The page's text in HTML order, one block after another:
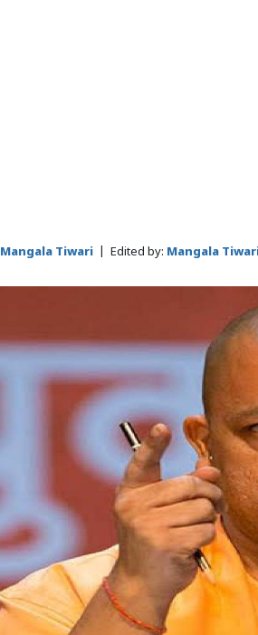
Mangala Tiwari Edited by: Mangala